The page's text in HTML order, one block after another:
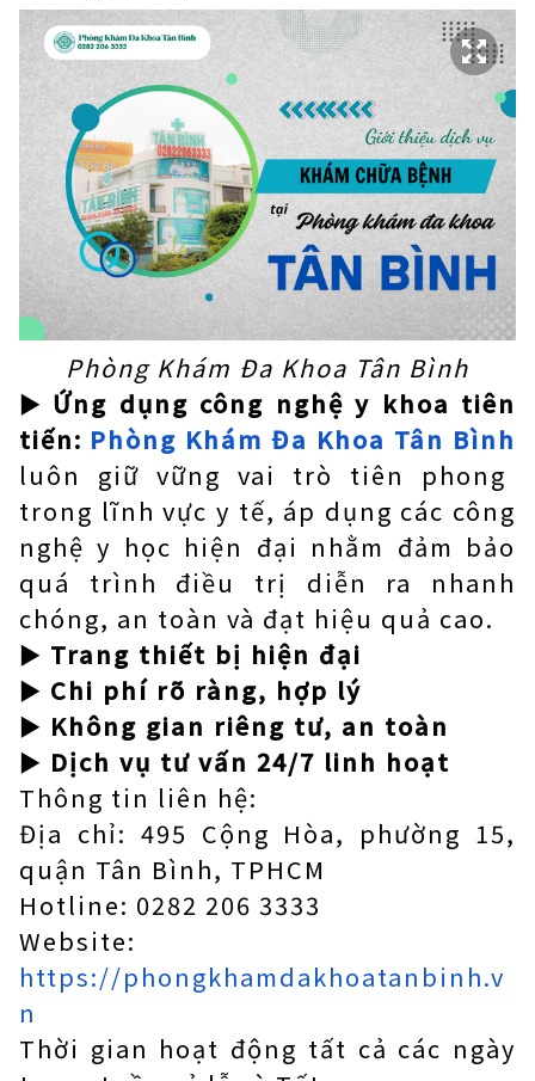
Phòng Khám Đa Khoa Tân Bình
► Ứng dụng công nghệ y khoa tiên
tiến: Phòng Khám Đa Khoa Tân Bình
luôn giữ vững vai trò tiên phong
trong lĩnh vực y tế, áp dụng các công
nghệ y học hiện đại nhằm đảm bảo
quá trình điều trị diễn ra nhanh
chóng, an toàn và đạt hiệu quả cao.
► Trang thiết bị hiện đại
► Chi phí rõ ràng, hợp lý
► Không gian riêng tư, an toàn
► Dịch vụ tư vấn 24/7 linh hoạt
Thông tin liên hệ:
Địa chỉ: 495 Cộng Hòa, phường 15,
quận Tân Bình, TPHCM
Hotline: 0282 206 3333
Website:
https://phongkhamdakhoatanbinh.v
n
Thời gian hoạt động tất cả các ngày